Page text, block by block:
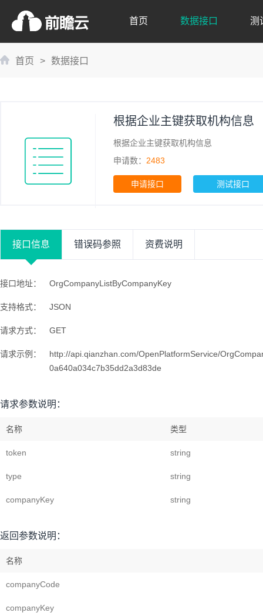
首页 数据接口 测
首页 > 数据接口
根据企业主键获取机构信息
根据企业主键获取机构信息
申请数： 2483
申请接口 测试接口
接口信息 错误码参照 资费说明
接口地址： OrgCompanyListByCompanyKey
支持格式： JSON
请求方式： GET
请求示例：
http://api.qianzhan.com/OpenPlatformService/
0a640a034c7b35dd2a3d83de
请求参数说明：
名称 类型
token string
type string
companyKey string
返回参数说明：
名称
companyCode
companyKey